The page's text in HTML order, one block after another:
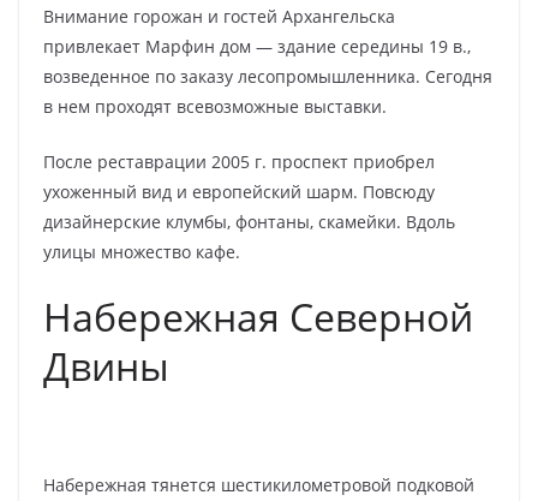
Внимание горожан и гостей Архангельска
привлекает Марфин дом — здание середины 19 в.,
возведенное по заказу лесопромышленника. Сегодня
в нем проходят всевозможные выставки.
После реставрации 2005 г. проспект приобрел
ухоженный вид и европейский шарм. Повсюду
дизайнерские клумбы, фонтаны, скамейки. Вдоль
улицы множество кафе.
Набережная Северной
Двины
Набережная тянется шестикилометровой подковой